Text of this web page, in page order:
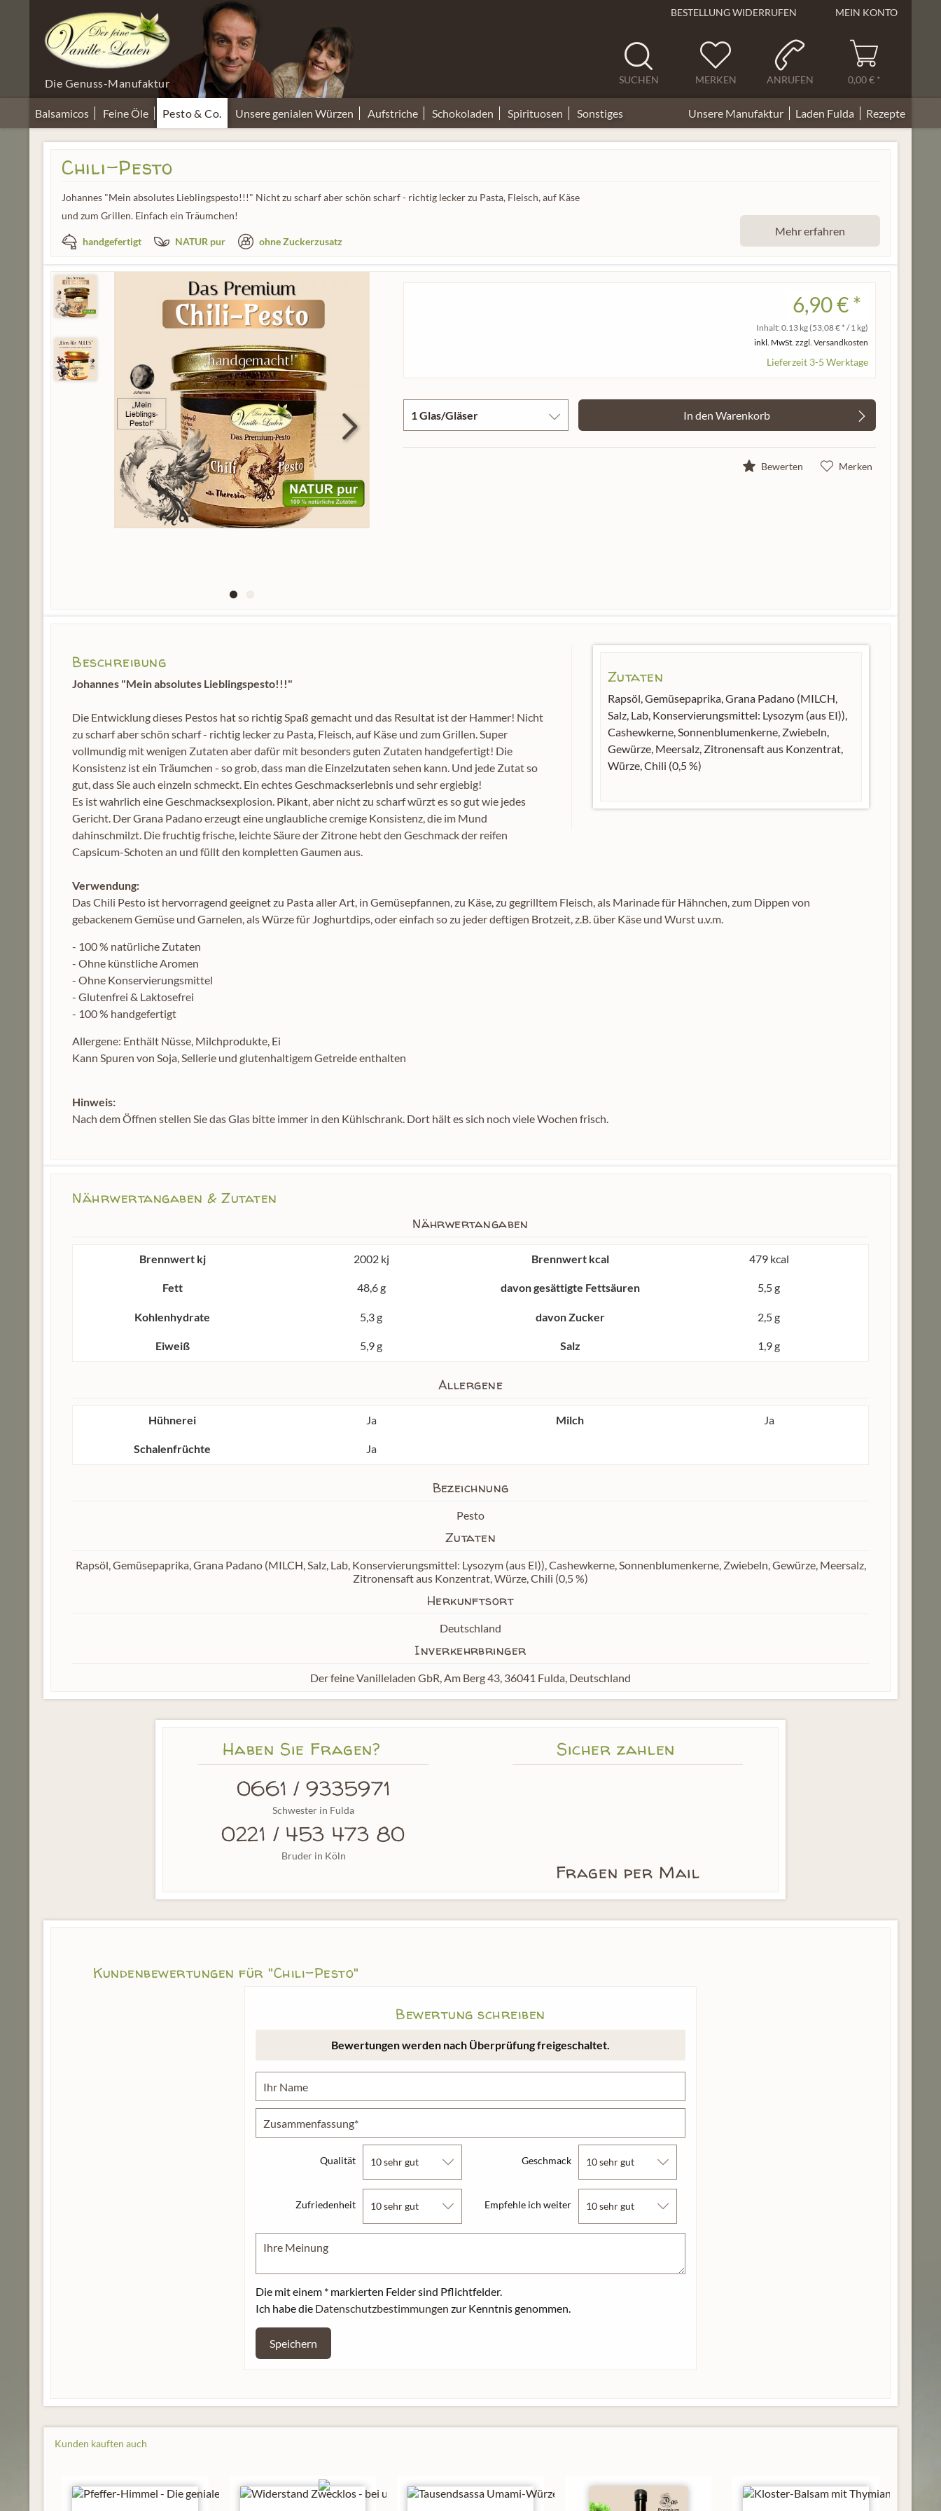
BESTELLUNG WIDERRUFEN MEIN KONTO
Die Genuss-Manufaktur SUCHEN MERKEN ANRUFEN 0,00 € *
Balsamicos Feine Öle Pesto & Co. Unsere genialen Würzen Aufstriche Schokoladen Spirituosen Sonstiges Rezepte
Laden Fulda
Unsere Manufaktur
Chili-Pesto
Johannes "Mein absolutes Lieblingspesto!!!" Nicht zu scharf aber schön scharf - richtig lecker zu Pasta, Fleisch, auf Käse
und zum Grillen. Einfach ein Träumchen!
handgefertigt NATUR pur ohne Zuckerzusatz
Mehr erfahren
6,90 € *
Inhalt: 0.13 kg(53,08 € * / 1 kg)
inkl. MwSt. zzgl. Versandkosten
Lieferzeit 3-5 Werktage
In den Warenkorb
Merken
Bewerten
Zutaten
Rapsöl, Gemüsepaprika, Grana Padano (MILCH,
Salz, Lab, Konservierungsmittel: Lysozym (aus EI)),
Cashewkerne, Sonnenblumenkerne, Zwiebeln,
Gewürze, Meersalz, Zitronensaft aus Konzentrat,
Würze, Chili (0,5 %)
Beschreibung
Johannes "Mein absolutes Lieblingspesto!!!"
Die Entwicklung dieses Pestos hat so richtig Spaß gemacht und das Resultat ist der Hammer! Nicht
zu scharf aber schön scharf - richtig lecker zu Pasta, Fleisch, auf Käse und zum Grillen. Super
vollmundig mit wenigen Zutaten aber dafür mit besonders guten Zutaten handgefertigt! Die
Konsistenz ist ein Träumchen - so grob, dass man die Einzelzutaten sehen kann. Und jede Zutat so
gut, dass Sie auch einzeln schmeckt. Ein echtes Geschmackserlebnis und sehr ergiebig!
Es ist wahrlich eine Geschmacksexplosion. Pikant, aber nicht zu scharf würzt es so gut wie jedes
Gericht. Der Grana Padano erzeugt eine unglaubliche cremige Konsistenz, die im Mund
dahinschmilzt. Die fruchtig frische, leichte Säure der Zitrone hebt den Geschmack der reifen
Capsicum-Schoten an und füllt den kompletten Gaumen aus.
Verwendung:
Das Chili Pesto ist hervorragend geeignet zu Pasta aller Art, in Gemüsepfannen, zu Käse, zu gegrilltem Fleisch, als Marinade für Hähnchen, zum Dippen von
gebackenem Gemüse und Garnelen, als Würze für Joghurtdips, oder einfach so zu jeder deftigen Brotzeit, z.B. über Käse und Wurst u.v.m.
- 100 % natürliche Zutaten
- Ohne künstliche Aromen
- Ohne Konservierungsmittel
- Glutenfrei & Laktosefrei
- 100 % handgefertigt
Allergene: Enthält Nüsse, Milchprodukte, Ei
Kann Spuren von Soja, Sellerie und glutenhaltigem Getreide enthalten
Hinweis:
Nach dem Öffnen stellen Sie das Glas bitte immer in den Kühlschrank. Dort hält es sich noch viele Wochen frisch.
Nährwertangaben & Zutaten
Nährwertangaben
Brennwert kj 2002 kj Brennwert kcal 479 kcal
Fett 48,6 g davon gesättigte Fettsäuren 5,5 g
Kohlenhydrate 5,3 g davon Zucker 2,5 g
Eiweiß 5,9 g Salz 1,9 g
Allergene
Hühnerei Ja Milch Ja
Schalenfrüchte Ja
Bezeichnung
Pesto
Zutaten
Rapsöl, Gemüsepaprika, Grana Padano (MILCH, Salz, Lab, Konservierungsmittel: Lysozym (aus EI)), Cashewkerne, Sonnenblumenkerne, Zwiebeln, Gewürze, Meersalz,
Zitronensaft aus Konzentrat, Würze, Chili (0,5 %)
Herkunftsort
Deutschland
Inverkehrbringer
Der feine Vanilleladen GbR, Am Berg 43, 36041 Fulda, Deutschland
Haben Sie Fragen?
0661 / 9335971
Schwester in Fulda
0221 / 453 473 80
Bruder in Köln
Sicher zahlen
Fragen per Mail
Kundenbewertungen für "Chili-Pesto"
Bewertung schreiben
Bewertungen werden nach Überprüfung freigeschaltet.
Qualität Geschmack
Zufriedenheit Empfehle ich weiter
Die mit einem * markierten Felder sind Pflichtfelder.
Ich habe die Datenschutzbestimmungen zur Kenntnis genommen.
Speichern
Kunden kauften auch